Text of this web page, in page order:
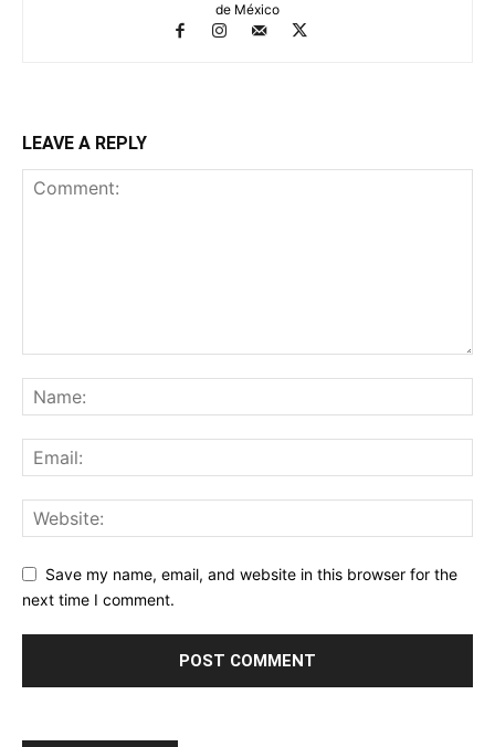
de México
LEAVE A REPLY
Save my name, email, and website in this browser for the
next time I comment.